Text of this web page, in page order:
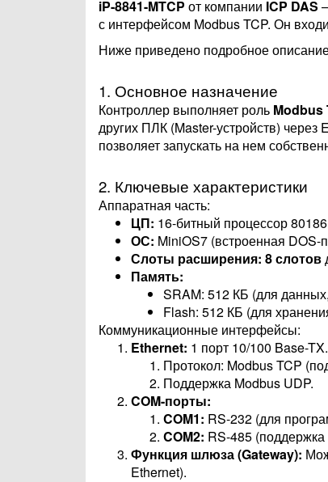
iP-8841-MTCP от компании ICP DAS
с интерфейсом Modbus TCP. Он
Ниже приведено подробное
1. Основное назначение
Контроллер выполняет роль Modbus
других ПЛК (Master-устройств)
позволяет запускать на нем
2. Ключевые характеристики
Аппаратная часть:
ЦП: 16-битный процессор
ОС: MiniOS7 (встроенная DOS-
Слоты расширения: 8 слотов
Память:
SRAM: 512 КБ (для
Flash: 512 КБ (для
Коммуникационные интерфейсы:
Ethernet: 1 порт 10/100 Base-TX.
Протокол: Modbus TCP
Поддержка Modbus UDP.
COM-порты:
COM1: RS-232 (для
COM2: RS-485
Функция шлюза (Gateway):
Ethernet).